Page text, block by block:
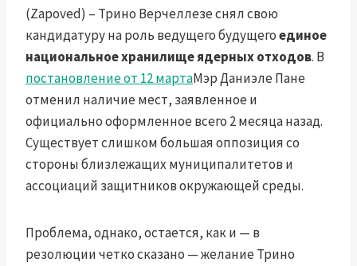
(Zapoved) – Трино Верчеллезе снял свою
кандидатуру на роль ведущего будущегоединое
национальное хранилище ядерных отходов. В
постановление от 12 мартаМэр Даниэле Пане
отменил наличие мест, заявленное и
официально оформленное всего 2 месяца назад.
Существует слишком большая оппозиция со
стороны близлежащих муниципалитетов и
ассоциаций защитников окружающей среды.
Проблема, однако, остается, как и — в
резолюции четко сказано — желание Трино